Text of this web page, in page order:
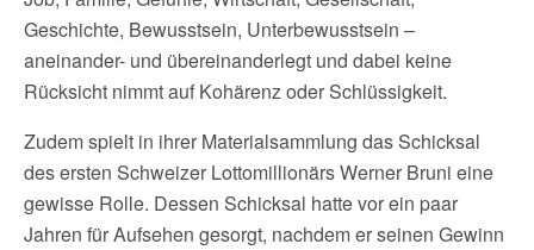
Geschichte, Bewusstsein, Unterbewusstsein –
aneinander- und übereinanderlegt und dabei keine
Rücksicht nimmt auf Kohärenz oder Schlüssigkeit.
Zudem spielt in ihrer Materialsammlung das Schicksal
des ersten Schweizer Lottomillionärs Werner Bruni eine
gewisse Rolle. Dessen Schicksal hatte vor ein paar
Jahren für Aufsehen gesorgt, nachdem er seinen Gewinn